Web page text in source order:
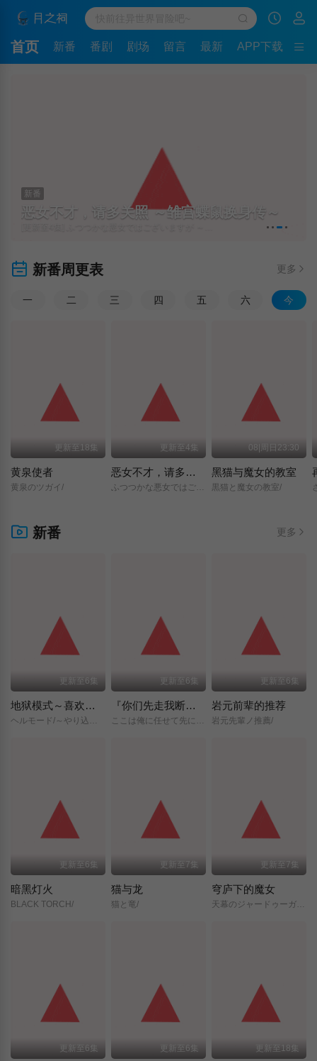
首页 新番 番剧 剧场 留言 最新 APP下载
新番
恶女不才，请多关照 ～雏宫蝶鼠换身传～
新番周更表 更多
一 二 三 四 五 六 今
更新至18集
黄泉使者
黄泉のツガイ/
更新至4集
恶女不才，请多关照 ～雏宫蝶鼠换身传～
ふつつかな悪女ではございますが/～雛宮蝶鼠とりかえ伝～/
08|周日23:30
黑猫与魔女的教室
黒猫と魔女の教室/
新番 更多
更新至6集
地狱模式～喜欢挑战特殊成就的玩家在废设定的异世界成为无双～第二季
更新至6集
『你们先走我断后』，于是10年后我成为了传说
更新至6集
岩元前辈的推荐
岩元先輩ノ推薦/
更新至6集
暗黑灯火
BLACK TORCH/
更新至7集
猫与龙
猫と竜/
更新至7集
穹庐下的魔女
天幕のジャードゥーガル/
更新至6集 更新至6集 更新至18集